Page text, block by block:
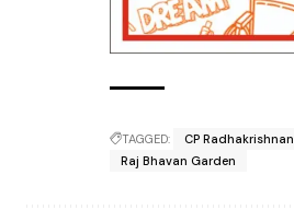
TAGGED: CP Radhakrishnan
Raj Bhavan Garden